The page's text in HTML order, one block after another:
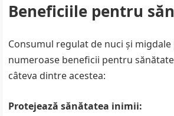
Beneficiile pentru
Consumul regulat de nuci și
numeroase beneficii pentru
câteva dintre acestea:
Protejează sănătatea inimii: